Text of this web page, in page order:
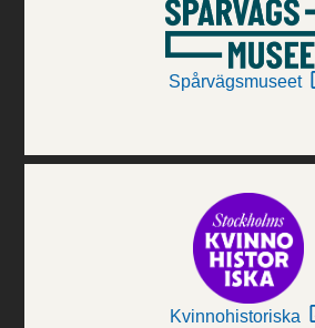
Spårvägsmuseet
Kvinnohistoriska